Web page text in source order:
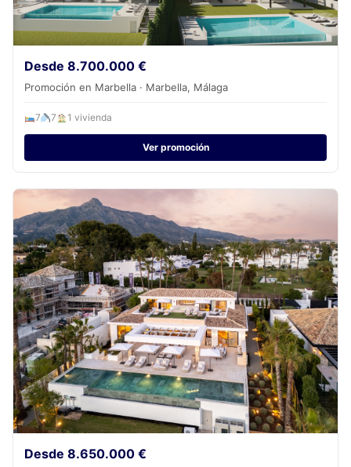
Desde 8.700.000 €
Promoción en Marbella · Marbella, Málaga
7 7 1 vivienda
Ver promoción
Desde 8.650.000 €